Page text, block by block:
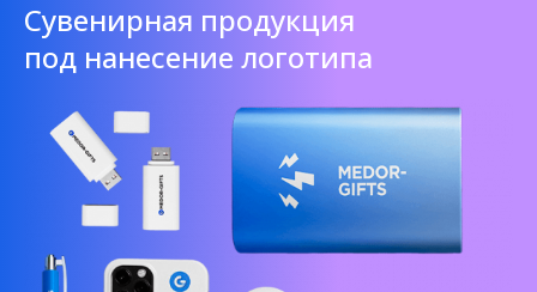
Cувенирная продукция
под нанесение логотипа